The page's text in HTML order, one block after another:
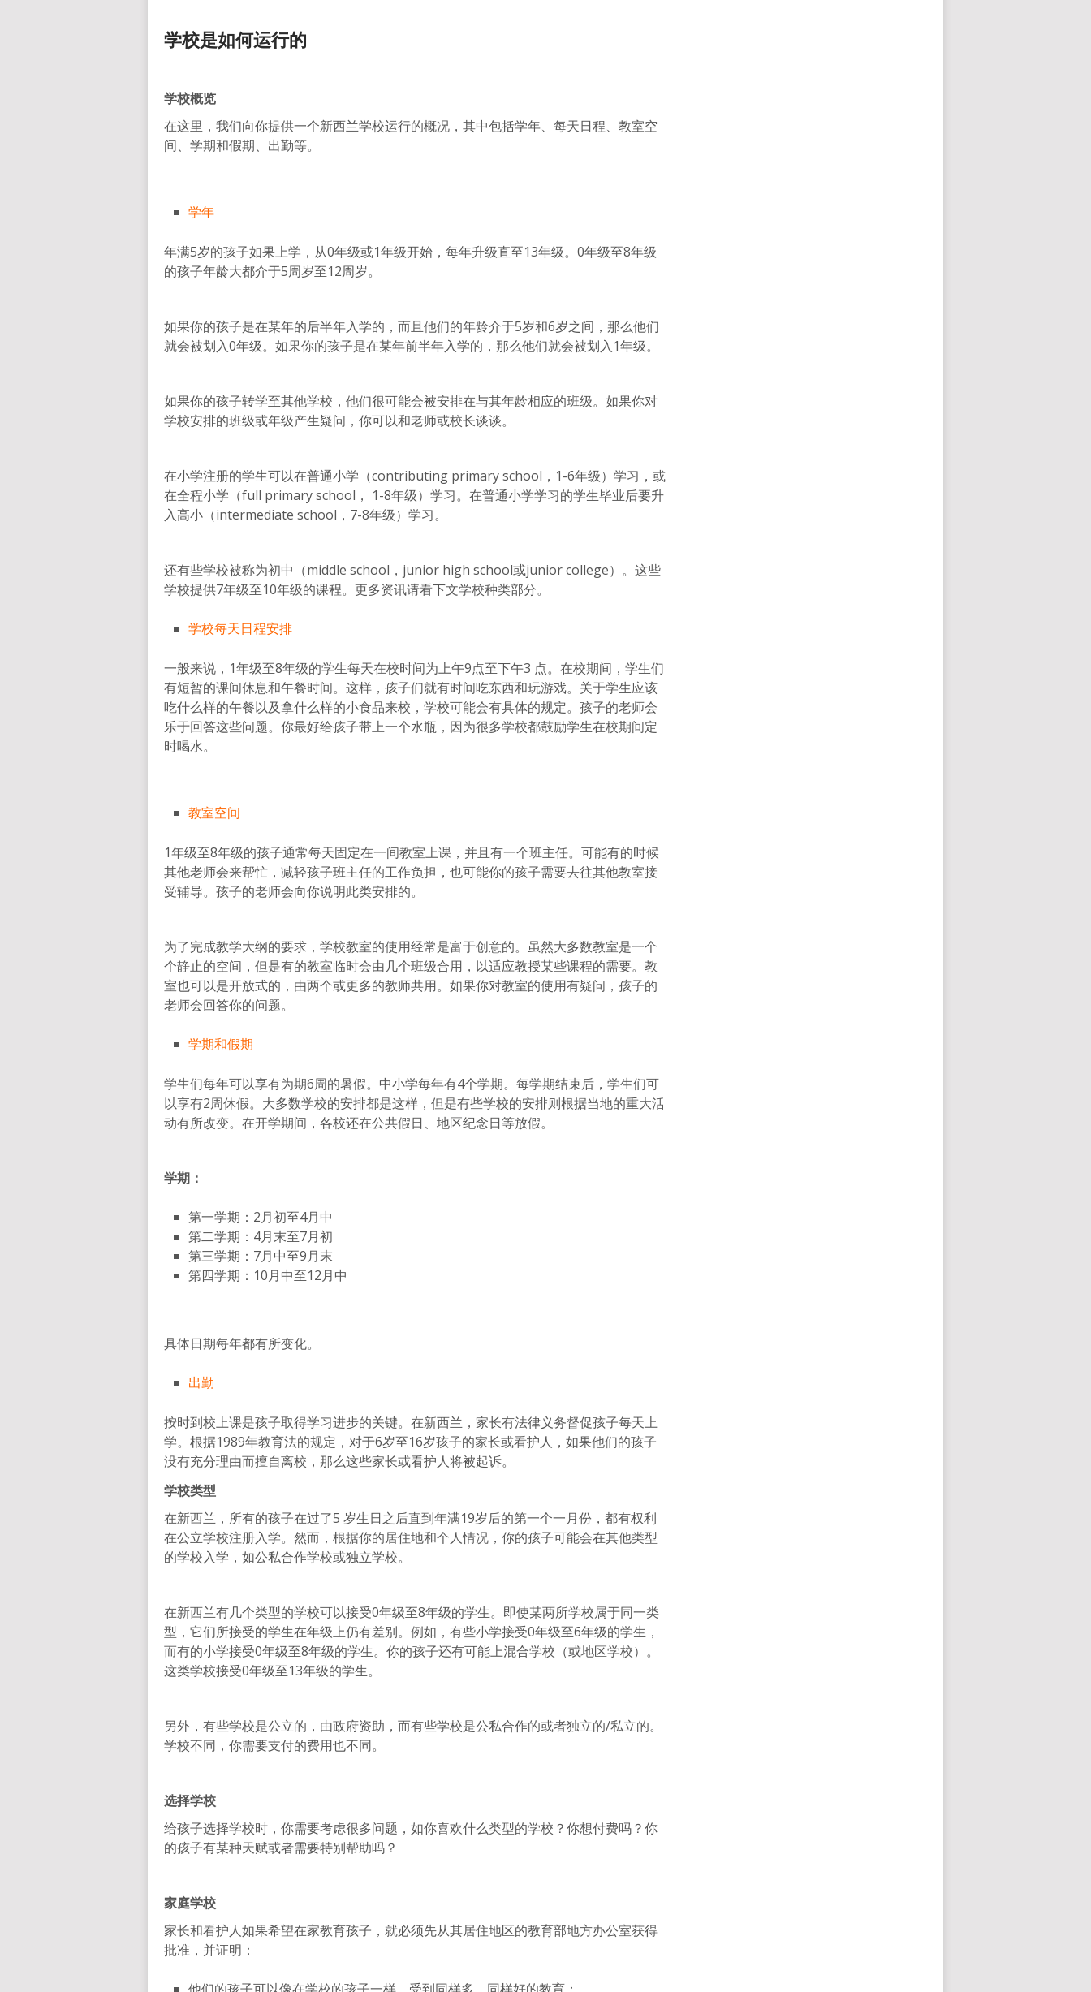
学校是如何运行的
学校概览
在这里，我们向你提供一个新西兰学校运行的概况，其中包括学年、每天日程、教室空
间、学期和假期、出勤等。
学年
年满5岁的孩子如果上学，从0年级或1年级开始，每年升级直至13年级。0年级至8年级
的孩子年龄大都介于5周岁至12周岁。
如果你的孩子是在某年的后半年入学的，而且他们的年龄介于5岁和6岁之间，那么他们
就会被划入0年级。如果你的孩子是在某年前半年入学的，那么他们就会被划入1年级。
如果你的孩子转学至其他学校，他们很可能会被安排在与其年龄相应的班级。如果你对
学校安排的班级或年级产生疑问，你可以和老师或校长谈谈。
在小学注册的学生可以在普通小学（contributing primary school，1-6年级）学习，或
在全程小学（full primary school， 1-8年级）学习。在普通小学学习的学生毕业后要升
入高小（intermediate school，7-8年级）学习。
还有些学校被称为初中（middle school，junior high school或junior college）。这些
学校提供7年级至10年级的课程。更多资讯请看下文学校种类部分。
学校每天日程安排
一般来说，1年级至8年级的学生每天在校时间为上午9点至下午3 点。在校期间，学生们
有短暂的课间休息和午餐时间。这样，孩子们就有时间吃东西和玩游戏。关于学生应该
吃什么样的午餐以及拿什么样的小食品来校，学校可能会有具体的规定。孩子的老师会
乐于回答这些问题。你最好给孩子带上一个水瓶，因为很多学校都鼓励学生在校期间定
时喝水。
教室空间
1年级至8年级的孩子通常每天固定在一间教室上课，并且有一个班主任。可能有的时候
其他老师会来帮忙，减轻孩子班主任的工作负担，也可能你的孩子需要去往其他教室接
受辅导。孩子的老师会向你说明此类安排的。
为了完成教学大纲的要求，学校教室的使用经常是富于创意的。虽然大多数教室是一个
个静止的空间，但是有的教室临时会由几个班级合用，以适应教授某些课程的需要。教
室也可以是开放式的，由两个或更多的教师共用。如果你对教室的使用有疑问，孩子的
老师会回答你的问题。
学期和假期
学生们每年可以享有为期6周的暑假。中小学每年有4个学期。每学期结束后，学生们可
以享有2周休假。大多数学校的安排都是这样，但是有些学校的安排则根据当地的重大活
动有所改变。在开学期间，各校还在公共假日、地区纪念日等放假。
学期：
第一学期：2月初至4月中
第二学期：4月末至7月初
第三学期：7月中至9月末
第四学期：10月中至12月中
具体日期每年都有所变化。
出勤
按时到校上课是孩子取得学习进步的关键。在新西兰，家长有法律义务督促孩子每天上
学。根据1989年教育法的规定，对于6岁至16岁孩子的家长或看护人，如果他们的孩子
没有充分理由而擅自离校，那么这些家长或看护人将被起诉。
学校类型
在新西兰，所有的孩子在过了5 岁生日之后直到年满19岁后的第一个一月份，都有权利
在公立学校注册入学。然而，根据你的居住地和个人情况，你的孩子可能会在其他类型
的学校入学，如公私合作学校或独立学校。
在新西兰有几个类型的学校可以接受0年级至8年级的学生。即使某两所学校属于同一类
型，它们所接受的学生在年级上仍有差别。例如，有些小学接受0年级至6年级的学生，
而有的小学接受0年级至8年级的学生。你的孩子还有可能上混合学校（或地区学校）。
这类学校接受0年级至13年级的学生。
另外，有些学校是公立的，由政府资助，而有些学校是公私合作的或者独立的/私立的。
学校不同，你需要支付的费用也不同。
选择学校
给孩子选择学校时，你需要考虑很多问题，如你喜欢什么类型的学校？你想付费吗？你
的孩子有某种天赋或者需要特别帮助吗？
家庭学校
家长和看护人如果希望在家教育孩子，就必须先从其居住地区的教育部地方办公室获得
批准，并证明：